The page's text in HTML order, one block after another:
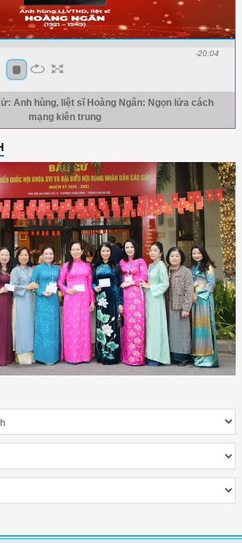
-20:04
Anh hùng, liệt sĩ Hoàng Ngân: Ngọn lửa cách
mạng kiên trung